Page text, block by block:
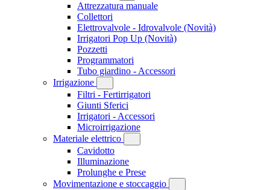
Attrezzatura manuale
Collettori
Elettrovalvole - Idrovalvole (Novità)
Irrigatori Pop Up (Novità)
Pozzetti
Programmatori
Tubo giardino - Accessori
Irrigazione
Filtri - Fertirrigatori
Giunti Sferici
Irrigatori - Accessori
Microirrigazione
Materiale elettrico
Cavidotto
Illuminazione
Prolunghe e Prese
Movimentazione e stoccaggio